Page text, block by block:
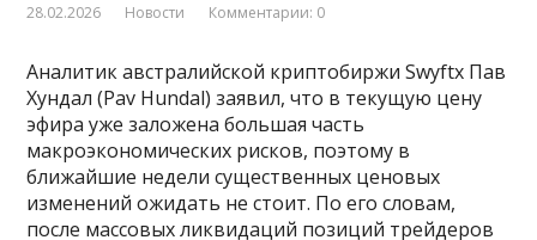
28.02.2026 Новости Комментарии: 0
Аналитик австралийской криптобиржи Swyftx Пав
Хундал (Pav Hundal) заявил, что в текущую цену
эфира уже заложена большая часть
макроэкономических рисков, поэтому в
ближайшие недели существенных ценовых
изменений ожидать не стоит. По его словам,
после массовых ликвидаций позиций трейдеров